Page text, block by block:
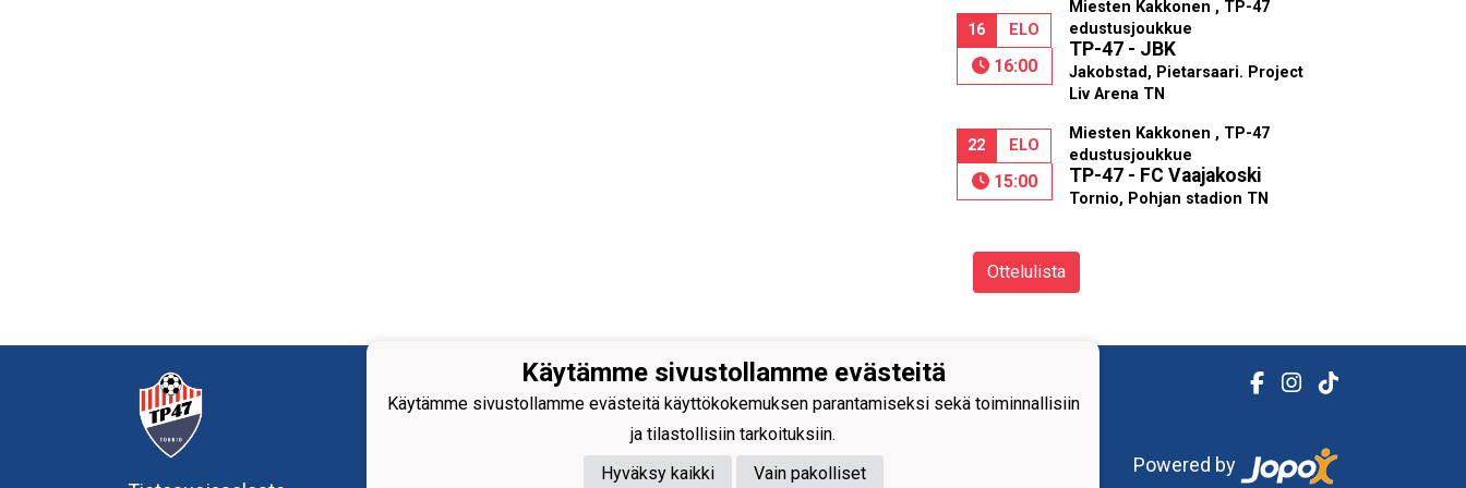
16 ELO
16:00
Miesten Kakkonen , TP-47
edustusjoukkue
TP-47 - JBK
Jakobstad, Pietarsaari. Project
Liv Arena TN
22 ELO
15:00
Miesten Kakkonen , TP-47
edustusjoukkue
TP-47 - FC Vaajakoski
Tornio, Pohjan stadion TN
Ottelulista
Tornion Pallo -47 ry
Teollisuuskatu 8-10
Powered by
Käytämme sivustollamme evästeitä
Käytämme sivustollamme evästeitä käyttökokemuksen parantamiseksi sekä toiminnallisiin
ja tilastollisiin tarkoituksiin.
Hyväksy kaikki
Vain pakolliset